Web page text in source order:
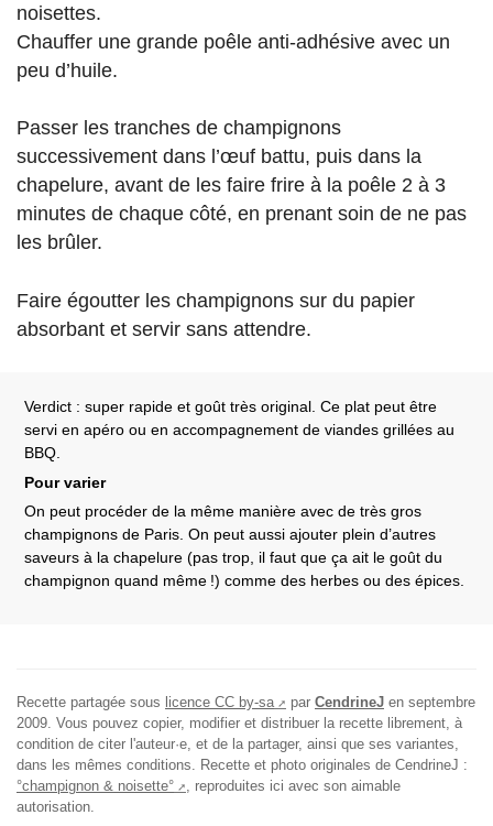
noisettes.
Chauffer une grande poêle anti-adhésive avec un
peu d’huile.
Passer les tranches de champignons
successivement dans l’œuf battu, puis dans la
chapelure, avant de les faire frire à la poêle 2 à 3
minutes de chaque côté, en prenant soin de ne pas
les brûler.
Faire égoutter les champignons sur du papier
absorbant et servir sans attendre.
Verdict : super rapide et goût très original. Ce plat peut être
servi en apéro ou en accompagnement de viandes grillées au
BBQ.
Pour varier
On peut procéder de la même manière avec de très gros
champignons de Paris. On peut aussi ajouter plein d’autres
saveurs à la chapelure (pas trop, il faut que ça ait le goût du
champignon quand même !) comme des herbes ou des épices.
Recette partagée sous licence CC by-sa par CendrineJ en septembre
2009 . Vous pouvez copier, modifier et distribuer la recette librement, à
condition de citer l'auteur·e, et de la partager, ainsi que ses variantes,
dans les mêmes conditions. Recette et photo originales de CendrineJ :
°champignon & noisette°
, reproduites ici avec son aimable
autorisation.